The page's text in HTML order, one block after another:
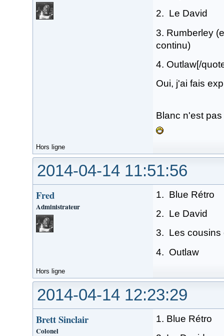
2. Le David
3. Rumberley
continu)
4. Outlaw[/
Oui, j'ai fais
Blanc n'est
Hors ligne
2014-04-14 11:51:56
Fred
Administrateur
1. Blue Rétro
2. Le David
3. Les cousins
4. Outlaw
Hors ligne
2014-04-14 12:23:29
Brett Sinclair
Colonel
1. Blue Rétro